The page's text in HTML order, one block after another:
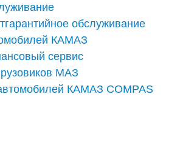
обслуживание
КАМАЗ
сервис
МАЗ
КАМАЗ COMPAS